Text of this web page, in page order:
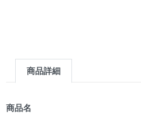
商品詳細
商品名